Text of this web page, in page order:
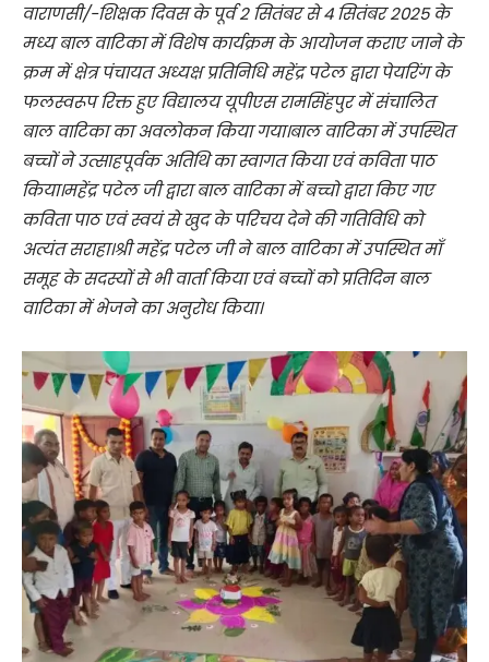
वाराणसी/-शिक्षक दिवस के पूर्व 2 सितंबर से 4 सितंबर 2025 के
मध्य बाल वाटिका में विशेष कार्यक्रम के आयोजन कराए जाने के
क्रम में क्षेत्र पंचायत अध्यक्ष प्रतिनिधि महेंद्र पटेल द्वारा पेयरिंग के
फलस्वरूप रिक्त हुए विद्यालय यूपीएस रामसिंहपुर में संचालित
बाल वाटिका का अवलोकन किया गया।बाल वाटिका में उपस्थित
बच्चों ने उत्साहपूर्वक अतिथि का स्वागत किया एवं कविता पाठ
किया।महेंद्र पटेल जी द्वारा बाल वाटिका में बच्चो द्वारा किए गए
कविता पाठ एवं स्वयं से खुद के परिचय देने की गतिविधि को
अत्यंत सराहा।श्री महेंद्र पटेल जी ने बाल वाटिका में उपस्थित माँ
समूह के सदस्यों से भी वार्ता किया एवं बच्चों को प्रतिदिन बाल
वाटिका में भेजने का अनुरोध किया।